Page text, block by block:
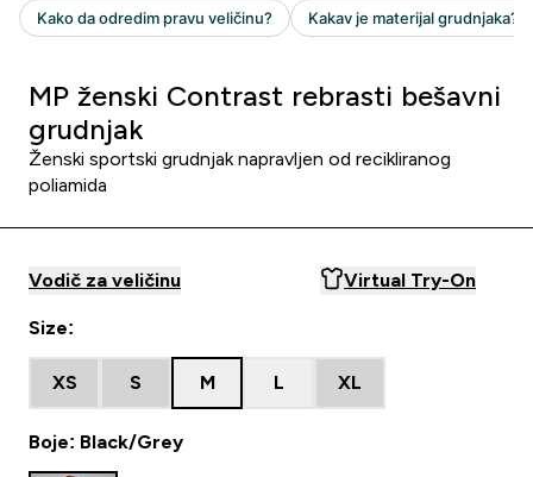
MP ženski Contrast rebrasti bešavni
grudnjak
Ženski sportski grudnjak napravljen od recikliranog
poliamida
Vodič za veličinu Virtual Try-On
Size:
XS S M L XL
Boje: Black/Grey